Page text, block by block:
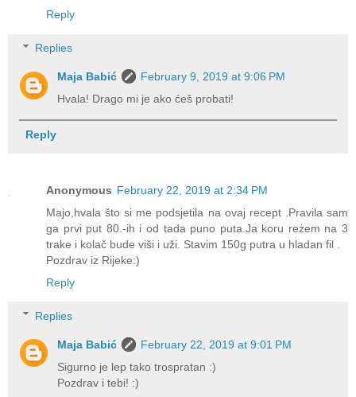
Reply
Replies
Maja Babić
February 9, 2019 at 9:06 PM
Hvala! Drago mi je ako ćeš probati!
Reply
Anonymous February 22, 2019 at 2:34 PM
Majo,hvala što si me podsjetila na ovaj recept .Pravila sam
ga prvi put 80.-ih i od tada puno puta.Ja koru reżem na 3
trake i kolač bude viši i uži. Stavim 150g putra u hladan fil .
Pozdrav iz Rijeke:)
Reply
Replies
Maja Babić
February 22, 2019 at 9:01 PM
Sigurno je lep tako trospratan :)
Pozdrav i tebi! :)